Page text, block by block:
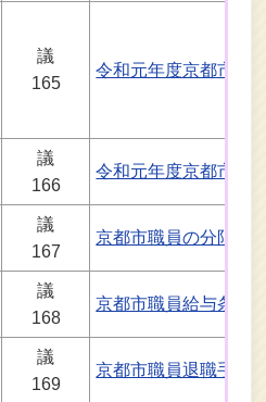
議
165
令和元年度京都市中
議
166
令和元年度京都市市
議
167
京都市職員の分限に
議
168
京都市職員給与条例
議
169
京都市職員退職手当